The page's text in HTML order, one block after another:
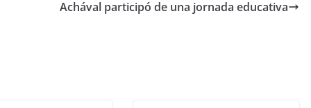
Achával participó de una jornada educativa